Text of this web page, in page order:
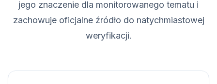
jego znaczenie dla monitorowanego tematu i
zachowuje oficjalne źródło do natychmiastowej
weryfikacji.